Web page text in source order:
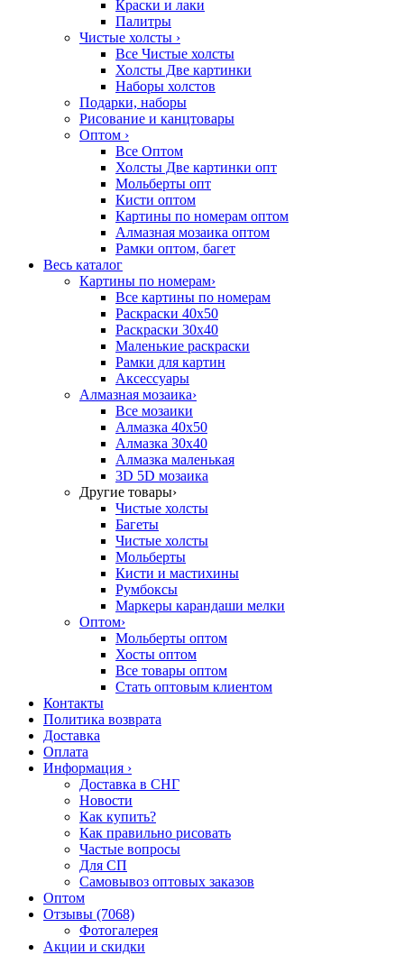
Краски и лаки
Палитры
Чистые холсты ›
Все Чистые холсты
Холсты Две картинки
Наборы холстов
Подарки, наборы
Рисование и канцтовары
Оптом ›
Все Оптом
Холсты Две картинки опт
Мольберты опт
Кисти оптом
Картины по номерам оптом
Алмазная мозаика оптом
Рамки оптом, багет
Весь каталог
Картины по номерам›
Все картины по номерам
Раскраски 40х50
Раскраски 30х40
Маленькие раскраски
Рамки для картин
Аксессуары
Алмазная мозаика›
Все мозаики
Алмазка 40х50
Алмазка 30х40
Алмазка маленькая
3D 5D мозаика
Другие товары›
Чистые холсты
Багеты
Чистые холсты
Мольберты
Кисти и мастихины
Румбоксы
Маркеры карандаши мелки
Оптом›
Мольберты оптом
Хосты оптом
Все товары оптом
Стать оптовым клиентом
Контакты
Политика возврата
Доставка
Оплата
Информация ›
Доставка в СНГ
Новости
Как купить?
Как правильно рисовать
Частые вопросы
Для СП
Самовывоз оптовых заказов
Оптом
Отзывы (7068)
Фотогалерея
Акции и скидки